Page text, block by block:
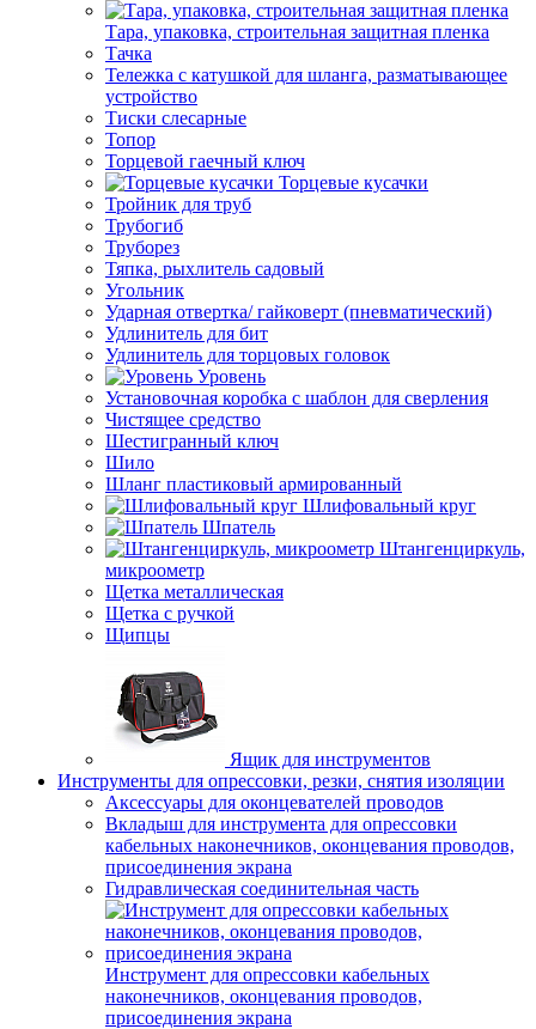
Тара, упаковка, строительная защитная пленка
Тачка
Тележка с катушкой для шланга, разматывающее
устройство
Тиски слесарные
Топор
Торцевой гаечный ключ
Торцевые кусачки
Тройник для труб
Трубогиб
Труборез
Тяпка, рыхлитель садовый
Угольник
Ударная отвертка/ гайковерт (пневматический)
Удлинитель для бит
Удлинитель для торцовых головок
Уровень
Установочная коробка с шаблон для сверления
Чистящее средство
Шестигранный ключ
Шило
Шланг пластиковый армированный
Шлифовальный круг
Шпатель
Штангенциркуль,
микроометр
Щетка металлическая
Щетка с ручкой
Щипцы
Ящик для инструментов
Инструменты для опрессовки, резки, снятия изоляции
Аксессуары для оконцевателей проводов
Вкладыш для инструмента для опрессовки
кабельных наконечников, оконцевания проводов,
присоединения экрана
Гидравлическая соединительная часть
Инструмент для опрессовки кабельных
наконечников, оконцевания проводов,
присоединения экрана